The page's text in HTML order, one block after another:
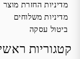
מדיניות החזרת מוצר
מדיניות משלוחים
ביטול עסקה
קטגוריות